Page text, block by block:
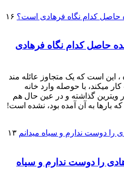
۱۶
حاصل کدام نگاه فرهادی
، این است که یک متجاوز عائله مند
میکند، با حوصله وارد خانه
ویترین گذاشته و در عین حال هم
که بارها به آن آمده بود، نشده است!
۱۳
را دوست ندارم و سیاه